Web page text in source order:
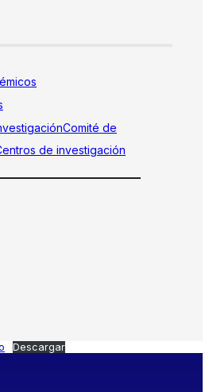
Comité de
de investigación
Descargar